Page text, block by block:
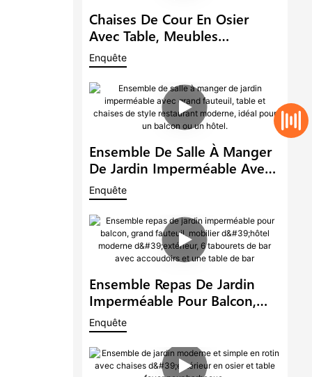
Chaises De Cour En Osier
Avec Table, Meubles
D'extérieur En Rotin,
Ensemble De Salle À Manger
Rond En Rotin À 6 Places,
Ensembles De Bistro De
Jardin
Enquête
Ensemble De Salle À Manger
De Jardin Imperméable Avec
Grand Fauteuil, Table Et
Chaises De Style Restaurant
Moderne, Idéal Pour Un
Balcon Ou Un Hôtel.
Enquête
Ensemble Repas De Jardin
Imperméable Pour Balcon,
Grand Fauteuil, Mobilier
D'hôtel Moderne D'extérieur,
6 Tabourets De Bar Avec
Accoudoirs Et Une Table De
Enquête